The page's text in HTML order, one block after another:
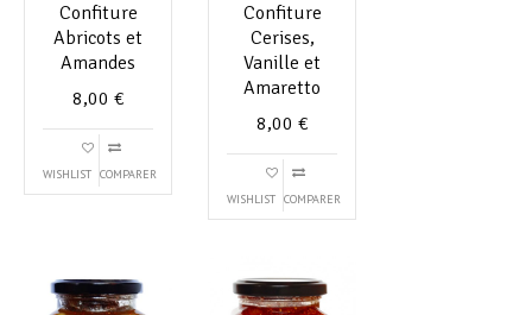
Confiture
Abricots et
Amandes
8,00 €
WISHLIST COMPARER
Confiture
Cerises,
Vanille et
Amaretto
8,00 €
WISHLIST COMPARER